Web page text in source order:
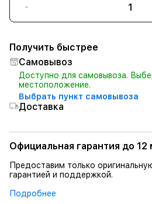
-
Получить быстрее
Самовывоз
Доступно для самовывоза.
местоположение.
Выбрать пункт самовывоза
Доставка
Официальная гарантия до 12
Предоставим только
гарантией и поддержкой.
Подробнее